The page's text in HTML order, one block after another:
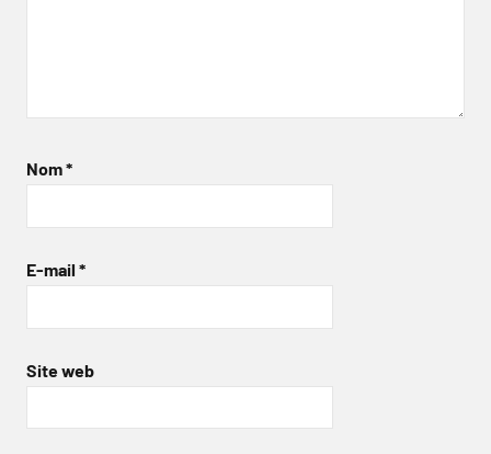
Nom*
E-mail *
Site web